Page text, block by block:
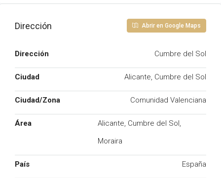
Dirección Abrir en Google Maps
Dirección Cumbre del Sol
Ciudad Alicante, Cumbre del Sol
Ciudad/Zona Comunidad Valenciana
Área
Alicante, Cumbre del Sol,
Moraira
País España